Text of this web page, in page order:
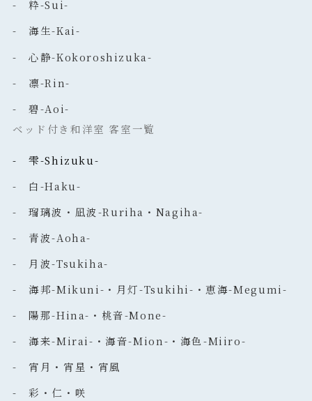
- 粋-Sui-
- 海生-Kai-
- 心静-Kokoroshizuka-
- 凛-Rin-
- 碧-Aoi-
ベッド付き和洋室 客室一覧
- 雫-Shizuku-
- 白-Haku-
- 瑠璃波・凪波-Ruriha・Nagiha-
- 青波-Aoha-
- 月波-Tsukiha-
- 海邦-Mikuni-・月灯-Tsukihi-・恵海-Megumi-
- 陽那-Hina-・桃音-Mone-
- 海来-Mirai-・海音-Mion-・海色-Miiro-
- 宵月・宵星・宵風
- 彩・仁・咲